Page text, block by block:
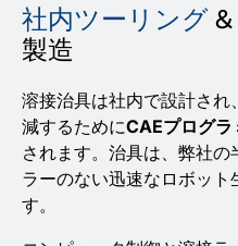
社内ツーリング
製造
溶接治具は社内で設計さ
減するためにCAEプログラ
されます。治具は、弊社の
ラーのない迅速なロボット
す。